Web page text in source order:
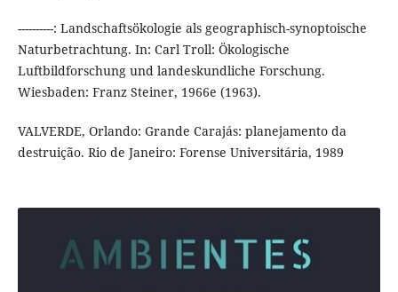
----------: Landschaftsökologie als geographisch-synoptoische
Naturbetrachtung. In: Carl Troll: Ökologische
Luftbildforschung und landeskundliche Forschung.
Wiesbaden: Franz Steiner, 1966e (1963).
VALVERDE, Orlando: Grande Carajás: planejamento da
destruição. Rio de Janeiro: Forense Universitária, 1989